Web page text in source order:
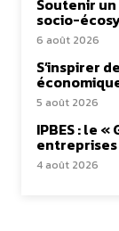
Soutenir
socio-
6 août 2026
S’inspirer
5 août 2026
IPBES : le
4 août 2026